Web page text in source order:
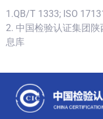
1.QB/T 1333; ISO
2. 中国检验认证集团
息库